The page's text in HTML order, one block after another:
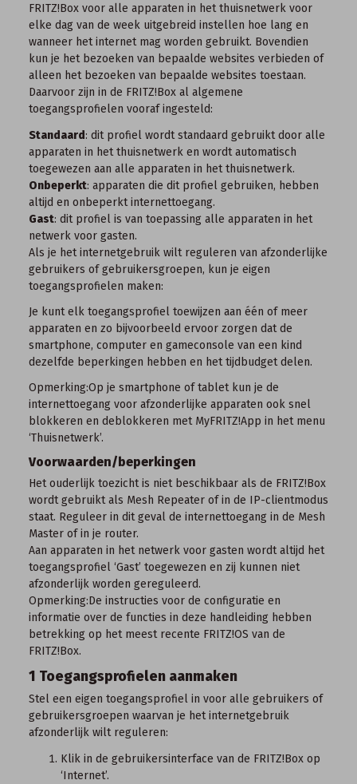
FRITZ!Box voor alle apparaten in het thuisnetwerk voor
elke dag van de week uitgebreid instellen hoe lang en
wanneer het internet mag worden gebruikt. Bovendien
kun je het bezoeken van bepaalde websites verbieden of
alleen het bezoeken van bepaalde websites toestaan.
Daarvoor zijn in de FRITZ!Box al algemene
toegangsprofielen vooraf ingesteld:
Standaard: dit profiel wordt standaard gebruikt door alle
apparaten in het thuisnetwerk en wordt automatisch
toegewezen aan alle apparaten in het thuisnetwerk.
Onbeperkt: apparaten die dit profiel gebruiken, hebben
altijd en onbeperkt internettoegang.
Gast: dit profiel is van toepassing alle apparaten in het
netwerk voor gasten.
Als je het internetgebruik wilt reguleren van afzonderlijke
gebruikers of gebruikersgroepen, kun je eigen
toegangsprofielen maken:
Je kunt elk toegangsprofiel toewijzen aan één of meer
apparaten en zo bijvoorbeeld ervoor zorgen dat de
smartphone, computer en gameconsole van een kind
dezelfde beperkingen hebben en het tijdbudget delen.
Opmerking:Op je smartphone of tablet kun je de
internettoegang voor afzonderlijke apparaten ook snel
blokkeren en deblokkeren met MyFRITZ!App in het menu
‘Thuisnetwerk’.
Voorwaarden/beperkingen
Het ouderlijk toezicht is niet beschikbaar als de FRITZ!Box
wordt gebruikt als Mesh Repeater of in de IP-clientmodus
staat. Reguleer in dit geval de internettoegang in de Mesh
Master of in je router.
Aan apparaten in het netwerk voor gasten wordt altijd het
toegangsprofiel ‘Gast’ toegewezen en zij kunnen niet
afzonderlijk worden gereguleerd.
Opmerking:De instructies voor de configuratie en
informatie over de functies in deze handleiding hebben
betrekking op het meest recente FRITZ!OS van de
FRITZ!Box.
1 Toegangsprofielen aanmaken
Stel een eigen toegangsprofiel in voor alle gebruikers of
gebruikersgroepen waarvan je het internetgebruik
afzonderlijk wilt reguleren:
Klik in de gebruikersinterface van de FRITZ!Box op
‘Internet’.